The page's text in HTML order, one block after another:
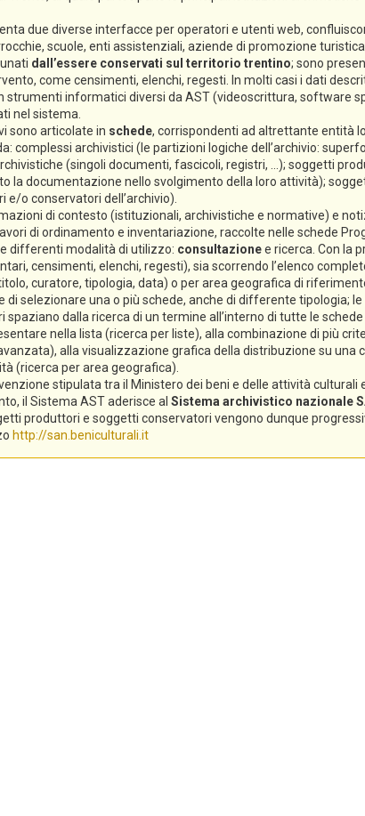
due diverse interfacce per operatori e utenti web,
scuole, enti assistenziali, aziende di promozione
dall’essere conservati sul territorio trentino; sono
come censimenti, elenchi, regesti. In molti casi i dati
strumenti informatici diversi da AST (videoscrittura, software
nel sistema.
sono articolate in schede, corrispondenti ad altrettante entità
complessi archivistici (le partizioni logiche dell’archivio:
(singoli documenti, fascicoli, registri, ...); soggetti
la documentazione nello svolgimento della loro attività);
e/o conservatori dell’archivio).
di contesto (istituzionali, archivistiche e normative) e
di ordinamento e inventariazione, raccolte nelle schede
differenti modalità di utilizzo: consultazionee ricerca. Con la
censimenti, elenchi, regesti), sia scorrendo l’elenco
curatore, tipologia, data) o per area geografica di
di selezionare una o più schede, anche di differente tipologia; le
dalla ricerca di un termine all’interno di tutte le
nella lista (ricerca per liste), alla combinazione di più
alla visualizzazione grafica della distribuzione su una
(ricerca per area geografica).
stipulata tra il Ministero dei beni e delle attività culturali
il Sistema AST aderisce al Sistema archivistico nazionale
produttori e soggetti conservatori vengono dunque
http://san.beniculturali.it